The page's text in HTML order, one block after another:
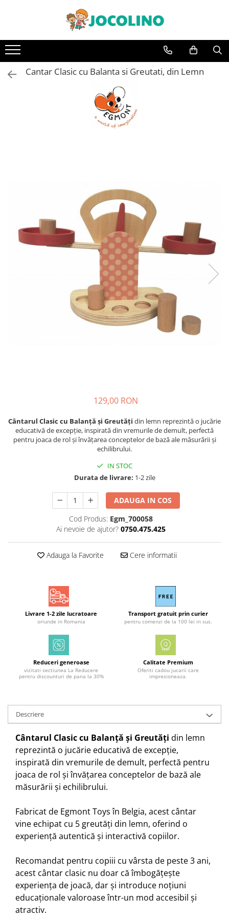
1 - 2 Ani
2 - 3 AniCantar Clasic cu Balanta si Greutati, din Lemn
129,00 RON
Cântarul Clasic cu Balanță și Greutăți din lemn reprezintă o jucărie
educativă de excepție, inspirată din vremurile de demult, perfectă
pentru joaca de rol și învățarea conceptelor de bază ale măsurării și
echilibrului.
IN STOC
Durata de livrare: 1-2 zile
ADAUGA IN COS
Cod Produs: Egm_700058
Ai nevoie de ajutor? 0750.475.425
Adauga la Favorite Cere informatii
Livrare 1-2 zile lucratoare
oriunde in Romania
Transport gratuit prin curier
pentru comenzi de la 100 lei in sus.
Reduceri generoase
vizitati sectiunea La Reducere
pentru discounturi de pana la 30%
Calitate Premium
Oferiti cadou jucarii care
impresioneaza.
Descriere
Cântarul Clasic cu Balanță și Greutăți din lemn
reprezintă o jucărie educativă de excepție,
inspirată din vremurile de demult, perfectă pentru
joaca de rol și învățarea conceptelor de bază ale
măsurării și echilibrului.
Fabricat de Egmont Toys în Belgia, acest cântar
vine echipat cu 5 greutăți din lemn, oferind o
experiență autentică și interactivă copiilor.
Recomandat pentru copiii cu vârsta de peste 3 ani,
acest cântar clasic nu doar că îmbogățește
experiența de joacă, dar și introduce noțiuni
educaționale valoroase într-un mod accesibil și
atractiv.